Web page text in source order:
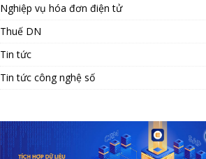
Nghiệp vụ hóa đơn điện tử
Thuế DN
Tin tức
Tin tức công nghệ số